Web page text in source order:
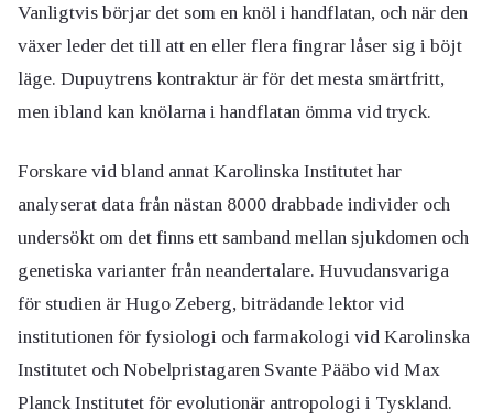
Vanligtvis börjar det som en knöl i handflatan, och när den
växer leder det till att en eller flera fingrar låser sig i böjt
läge. Dupuytrens kontraktur är för det mesta smärtfritt,
men ibland kan knölarna i handflatan ömma vid tryck.
Forskare vid bland annat Karolinska Institutet har
analyserat data från nästan 8000 drabbade individer och
undersökt om det finns ett samband mellan sjukdomen och
genetiska varianter från neandertalare. Huvudansvariga
för studien är Hugo Zeberg, biträdande lektor vid
institutionen för fysiologi och farmakologi vid Karolinska
Institutet och Nobelpristagaren Svante Pääbo vid Max
Planck Institutet för evolutionär antropologi i Tyskland.